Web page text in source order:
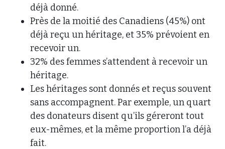
déjà donné.
Près de la moitié des Canadiens (45%) ont
déjà reçu un héritage, et 35% prévoient en
recevoir un.
32% des femmes s’attendent à recevoir un
héritage.
Les héritages sont donnés et reçus souvent
sans accompagnent. Par exemple, un quart
des donateurs disent qu’ils géreront tout
eux-mêmes, et la même proportion l’a déjà
fait.